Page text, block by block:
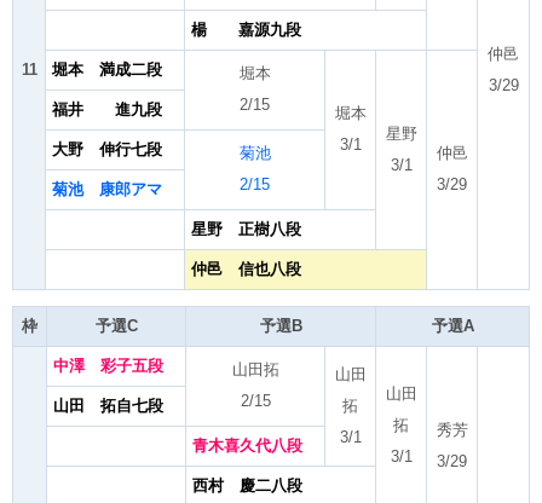
11
仲邑
3/29
楊 嘉源九段
堀本 満成二段
堀本
2/15
堀本
3/1
星野
3/1
仲邑
3/29
福井 進九段
大野 伸行七段
菊池
2/15
菊池 康郎アマ
星野 正樹八段
仲邑 信也八段
枠 予選C 予選B 予選A
中澤 彩子五段
山田拓
2/15
山田
拓
3/1
山田
拓
3/1
秀芳
3/29
山田 拓自七段
青木喜久代八段
西村 慶二八段